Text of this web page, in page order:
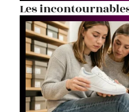
Les